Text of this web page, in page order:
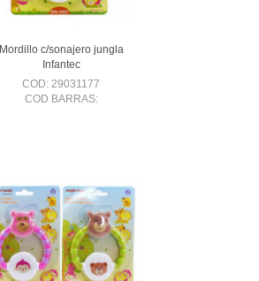
Mordillo c/sonajero jungla
Infantec
COD: 29031177
COD BARRAS: